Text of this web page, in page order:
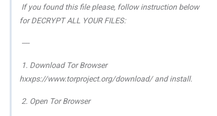
If you found this file please, follow instruction below
for DECRYPT ALL YOUR FILES:
----
1. Download Tor Browser
hxxps://www.torproject.org/download/ and install.
2. Open Tor Browser